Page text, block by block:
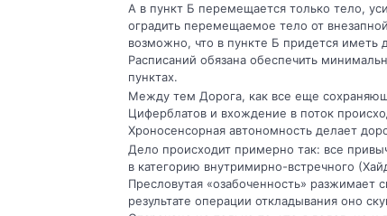
А в пункт Б переме­щается только тело,
оградить перемещаемое тело от
возможно, что в пункте Б придется иметь
Расписаний обязана обеспечить
пунктах.
Между тем Дорога, как все еще
Циферблатов и вхождение в по­ток
Хроносенсорная автоном­ность делает
Дело происходит примерно так: все
в категорию внутримирно-встречного
Пресловутая «оза­боченность»
ре­зультате операции откладывания оно